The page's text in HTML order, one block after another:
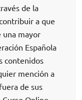
de la
a que
una mayor
Española
contenidos
mención a
de sus